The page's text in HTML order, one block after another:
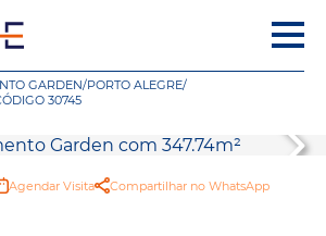
GARDEN/PORTO ALEGRE/
30745
Agendar Visita Compartilhar no WhatsApp